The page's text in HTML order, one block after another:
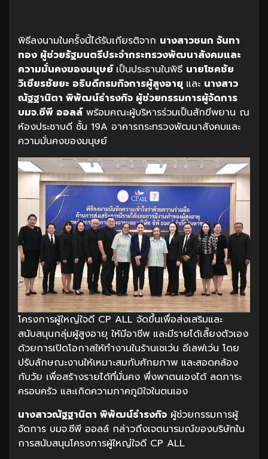
พิธีลงนามในครั้งนี้ได้รับเกียรติจาก นางสาวชนก จันทา
ทอง ผู้ช่วยรัฐมนตรีประจำกระทรวงพัฒนาสังคมและ
ความมั่นคงของมนุษย์ เป็นประธานในพิธี นายโชคชัย
วิเชียรชัยยะ อธิบดีกรมกิจการผู้สูงอายุ และ นางสาว
ณัฐฐานิตา พิพัฒน์ธำรงกิจ ผู้ช่วยกรรมการผู้จัดการ
บมจ.ซีพี ออลล์พร้อมคณะผู้บริหารร่วมเป็นสักขีพยาน ณ
ห้องประชาบดี ชั้น 19A อาคารกระทรวงพัฒนาสังคมและ
ความมั่นคงของมนุษย์
โครงการผู้ใหญ่ใจดี CP ALL จัดขึ้นเพื่อส่งเสริมและ
สนับสนุนกลุ่มผู้สูงอายุ ให้มีอาชีพ และมีรายได้เลี้ยงตัวเอง
ด้วยการเปิดโอกาสให้ทำงานในร้านเซเว่น อีเลฟเว่น โดย
ปรับลักษณะงานให้เหมาะสมกับศักยภาพ และสอดคล้อง
กับวัย เพื่อสร้างรายได้ที่มั่นคง พึ่งพาตนเองได้ ลดภาระ
ครอบครัว และเกิดความภาคภูมิใจในตนเอง
นางสาวณัฐฐานิตา พิพัฒน์ธำรงกิจ ผู้ช่วยกรรมการผู้
จัดการ บมจ.ซีพี ออลล์ กล่าวถึงเจตนารมณ์ของบริษัทใน
การสนับสนุนโครงการผู้ใหญ่ใจดี CP ALL